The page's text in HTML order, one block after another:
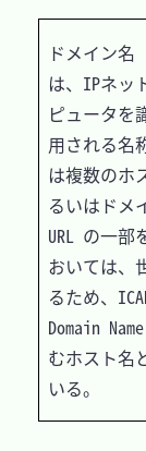
ドメイン名
は、IPネッ
ピュータを
用される名
は複数のホ
るいはドメ
URL の一部
おいては、
るため、
Domain
むホスト名